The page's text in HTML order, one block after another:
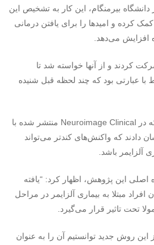
بیرمنگام، این کار به تشخیص این
کرده و امیدها را برای یافتن درمانی
افزایش می‌دهد.
حدود ۲۵ نفر شرکت کردند و از آنها خواسته شد تا
عبارتی بود که چند لحظه قبل شنیده
محققان در این پژوهش جدید که در Neuroimage Clinical منتشر شده با
دادند که واکنش‌های کندتر می‌تواند
آلزایمر باشد.
اصلی این پژوهش، اظهار کرد: “یافته
افراد مبتلا به بیماری آلزایمر در مراحل
تحت تاثیر قرار می‌گیرد.
این روش جدید توانستیم آن را به عنوان